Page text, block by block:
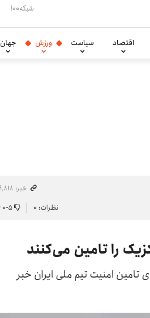
شبکه۱۰۰
اقتصاد سیاست ورزش جهان
خبر: ۱۴۹٬۸۱۸
نظرات: ۰ ۵-۰
تامین امنیت تیم ملی ایران خبر